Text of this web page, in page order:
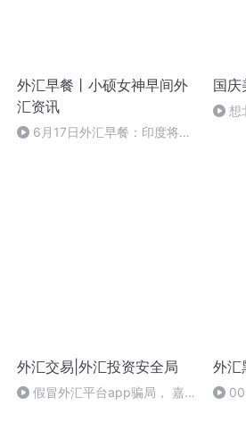
外汇早餐丨小硕女神早间外
汇资讯
6月17日外汇早餐：印度将对
国庆
想
外汇交易|外汇投资安全局
假冒外汇平台app骗局， 嘉
外汇